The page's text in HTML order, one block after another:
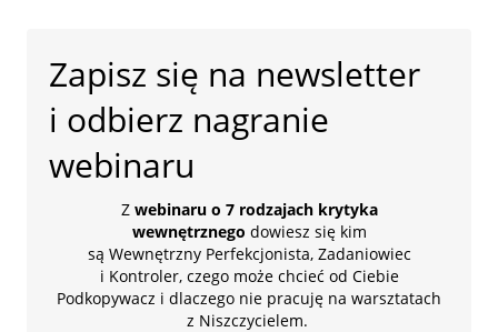
Zapisz się na newsletter
i odbierz nagranie
webinaru
Z webinaru o 7 rodzajach krytyka
wewnętrznego dowiesz się kim
są Wewnętrzny Perfekcjonista, Zadaniowiec
i Kontroler, czego może chcieć od Ciebie
Podkopywacz i dlaczego nie pracuję na warsztatach
z Niszczycielem.